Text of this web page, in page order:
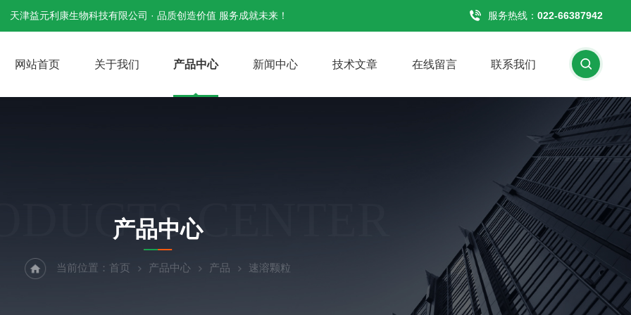
天津益元利康生物科技有限公司 · 品质创造价值 服务成就未来！ 服务热线： 022-66387942
网站首页 关于我们 产品中心 新闻中心 技术文章 在线留言 联系我们
CENTER
产品中心
当前位置： 首页 产品中心 产品 速溶颗粒